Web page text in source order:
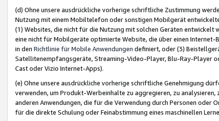
(d) Ohne unsere ausdrückliche vorherige schriftliche Zustimmung
Nutzung mit einem Mobiltelefon oder sonstigen Mobilgerät
(1) Websites, die nicht für die Nutzung mit solchen Geräten
eine nicht für Mobilgeräte optimierte Website, die über einen
in den Richtlinie für Mobile Anwendungen definiert, oder (3)
Satellitenempfangsgeräte, Streaming-Video-Player, Blu-Ray-Player
Cast oder Vizio Internet-Apps).
(e) Ohne unsere ausdrückliche vorherige schriftliche Genehmigung
verwenden, um Produkt-Werbeinhalte zu aggregieren, zu
anderen Anwendungen, die für die Verwendung durch Personen
für die direkte Schulung oder Feinabstimmung eines maschinellen